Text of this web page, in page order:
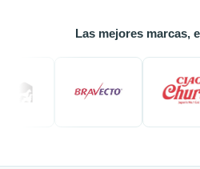
Las mejores marcas,